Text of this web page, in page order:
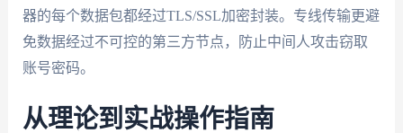
器的每个数据包都经过TLS/SSL加密封装。专线传输更避
免数据经过不可控的第三方节点，防止中间人攻击窃取
账号密码。
从理论到实战操作指南